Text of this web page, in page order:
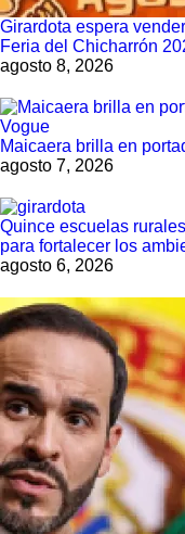
Girardota espera
Feria del Chicharrón
agosto 8, 2026
Maicaera brilla en
agosto 7, 2026
Quince escuelas
para fortalecer los
agosto 6, 2026